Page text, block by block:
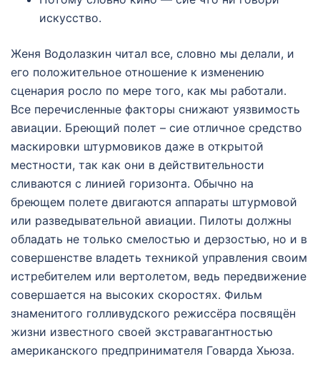
искусство.
Женя Водолазкин читал все, словно мы делали, и
его положительное отношение к изменению
сценария росло по мере того, как мы работали.
Все перечисленные факторы снижают уязвимость
авиации. Бреющий полет – сие отличное средство
маскировки штурмовиков даже в открытой
местности, так как они в действительности
сливаются с линией горизонта. Обычно на
бреющем полете двигаются аппараты штурмовой
или разведывательной авиации. Пилоты должны
обладать не только смелостью и дерзостью, но и в
совершенстве владеть техникой управления своим
истребителем или вертолетом, ведь передвижение
совершается на высоких скоростях. Фильм
знаменитого голливудского режиссёра посвящён
жизни известного своей экстравагантностью
американского предпринимателя Говарда Хьюза.